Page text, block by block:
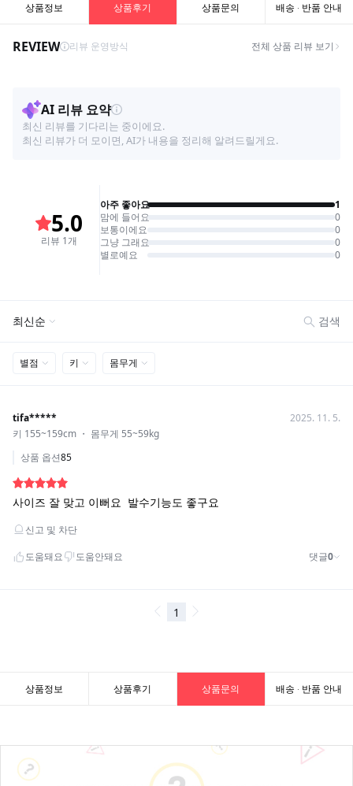
상품정보 상품후기 상품문의 배송 · 반품 안내
상품정보 상품후기 상품문의 배송 · 반품 안내